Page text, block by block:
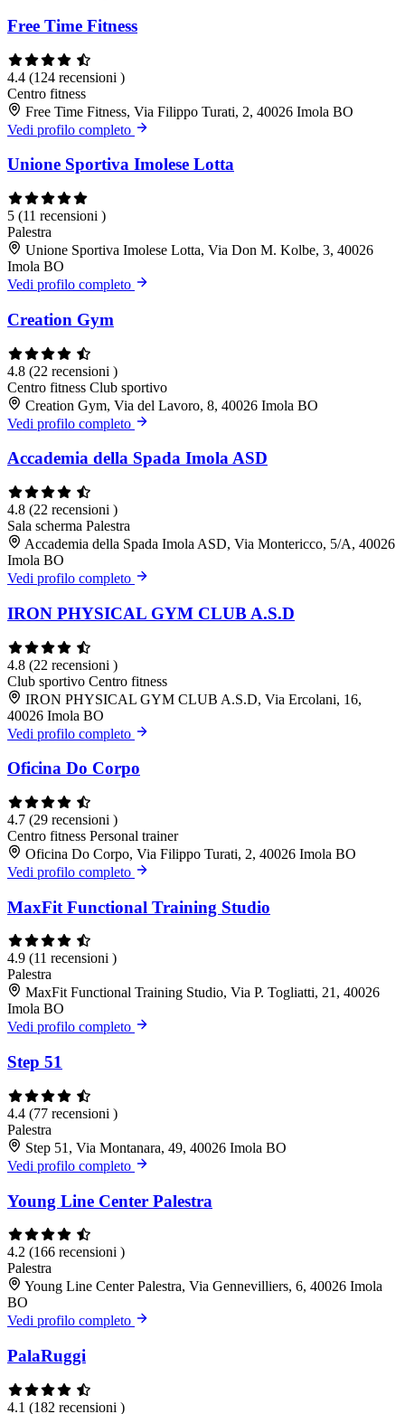
Free Time Fitness
4.4 (124 recensioni )
Centro fitness
Free Time Fitness, Via Filippo Turati, 2, 40026 Imola BO
Vedi profilo completo
Unione Sportiva Imolese Lotta
5 (11 recensioni )
Palestra
Unione Sportiva Imolese Lotta, Via Don M. Kolbe, 3, 40026
Imola BO
Vedi profilo completo
Creation Gym
4.8 (22 recensioni )
Centro fitness Club sportivo
Creation Gym, Via del Lavoro, 8, 40026 Imola BO
Vedi profilo completo
Accademia della Spada Imola ASD
4.8 (22 recensioni )
Sala scherma Palestra
Accademia della Spada Imola ASD, Via Montericco, 5/A, 40026
Imola BO
Vedi profilo completo
IRON PHYSICAL GYM CLUB A.S.D
4.8 (22 recensioni )
Club sportivo Centro fitness
IRON PHYSICAL GYM CLUB A.S.D, Via Ercolani, 16,
40026 Imola BO
Vedi profilo completo
Oficina Do Corpo
4.7 (29 recensioni )
Centro fitness Personal trainer
Oficina Do Corpo, Via Filippo Turati, 2, 40026 Imola BO
Vedi profilo completo
MaxFit Functional Training Studio
4.9 (11 recensioni )
Palestra
MaxFit Functional Training Studio, Via P. Togliatti, 21, 40026
Imola BO
Vedi profilo completo
Step 51
4.4 (77 recensioni )
Palestra
Step 51, Via Montanara, 49, 40026 Imola BO
Vedi profilo completo
Young Line Center Palestra
4.2 (166 recensioni )
Palestra
Young Line Center Palestra, Via Gennevilliers, 6, 40026 Imola
BO
Vedi profilo completo
PalaRuggi
4.1 (182 recensioni )